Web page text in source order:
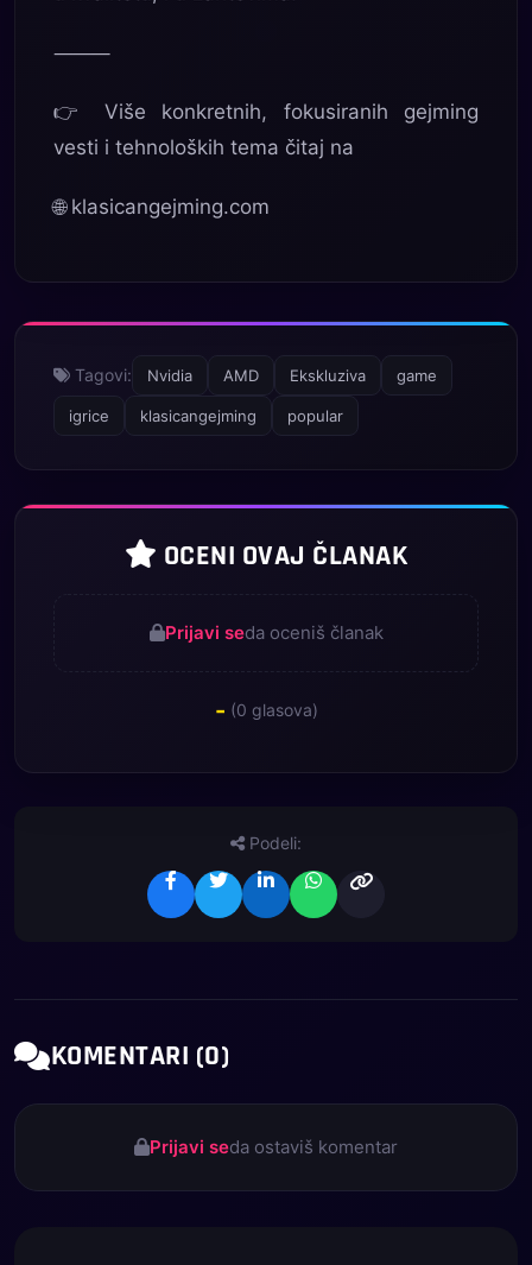
⸻
👉 Više konkretnih, fokusiranih gejming
vesti i tehnoloških tema čitaj na
🌐 klasicangejming.com
Tagovi: Nvidia AMD Ekskluziva game
igrice klasicangejming popular
OCENI OVAJ ČLANAK
Prijavi seda oceniš članak
- (0 glasova)
Podeli:
KOMENTARI (0)
Prijavi seda ostaviš komentar